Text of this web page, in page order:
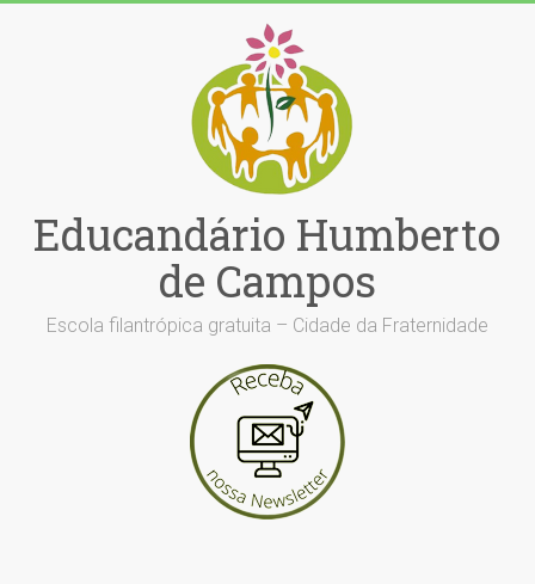
Educandário Humberto
de Campos
Escola filantrópica gratuita – Cidade da Fraternidade